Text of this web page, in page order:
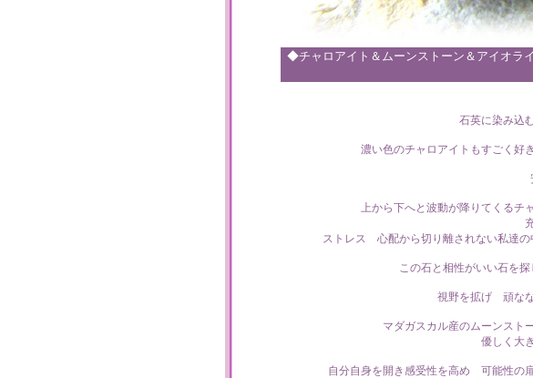
◆チャロアイト＆ムーンストーン＆アイオラ
石英に染み込
濃い色のチャロアイトもすごく
上から下へと波動が降りてくる
ストレス 心配から切り離されない私達
この石と相性がいい石を
視野を拡げ 頑な
マダガスカル産のムーンスト
優しく大
自分自身を開き感受性を高め 可能性